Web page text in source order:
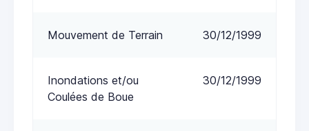
Mouvement de Terrain 30/12/1999
Inondations et/ou
Coulées de Boue
30/12/1999